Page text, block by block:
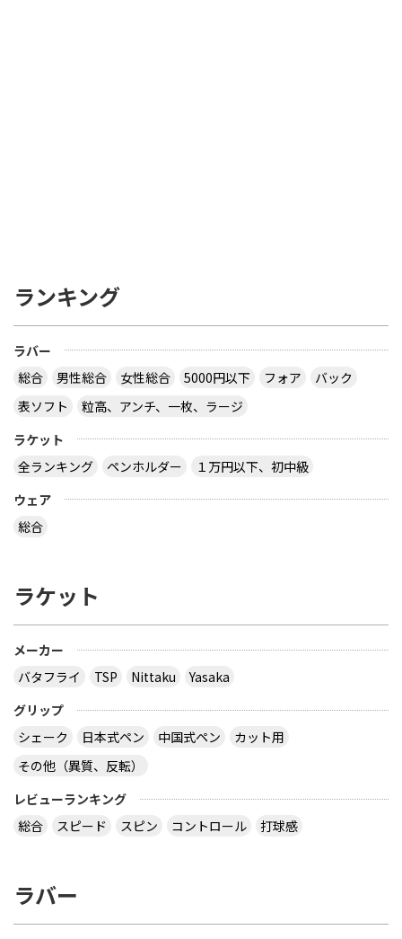
ランキング
ラバー
総合
男性総合 女性総合 5000円以下 フォア
バック
表ソフト
粒高、アンチ、一枚、ラージ
ラケット
全ランキング
ペンホルダー
１万円以下、初中級
ウェア
総合
ラケット
メーカー
バタフライ
TSP Nittaku
Yasaka
グリップ
シェーク
日本式ペン 中国式ペン
カット用
その他（異質、反転）
レビューランキング
総合
スピード スピン コントロール 打球感
ラバー